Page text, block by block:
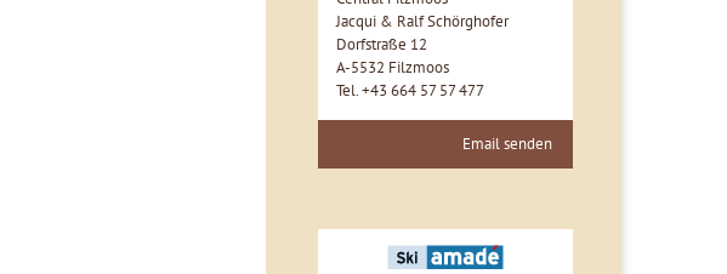
Jacqui & Ralf Schörghofer
Dorfstraße 12
A-5532 Filzmoos
Tel. +43 664 57 57 477
Email senden